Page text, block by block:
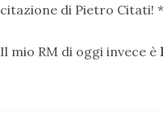
citazione di Pietro Citati!
Il mio RM di oggi invece è